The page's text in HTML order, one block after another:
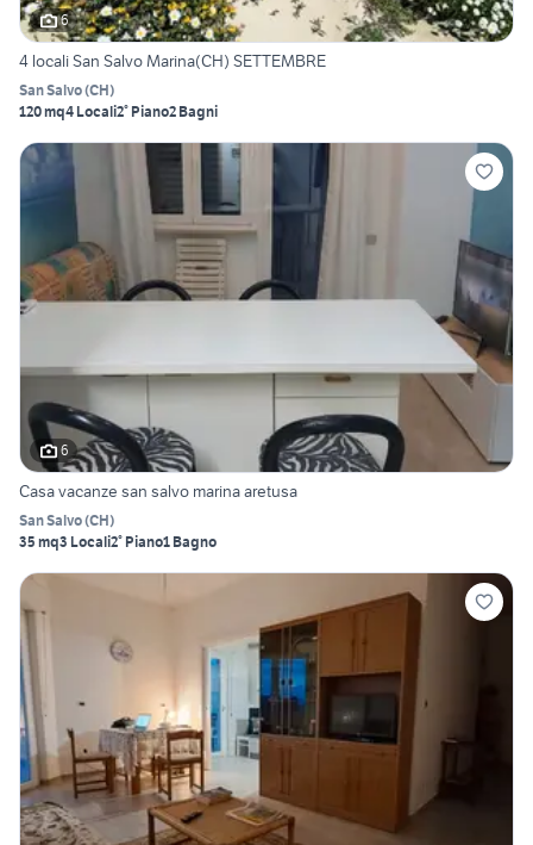
6
4 locali San Salvo Marina(CH) SETTEMBRE
San Salvo(CH)
120 mq4 Locali2° Piano2 Bagni
6
Casa vacanze san salvo marina aretusa
San Salvo(CH)
35 mq3 Locali2° Piano1 Bagno